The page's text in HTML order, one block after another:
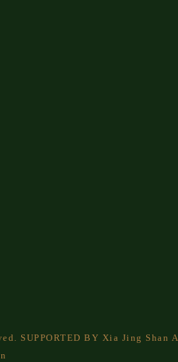
SUPPORTED BY Xia Jing Shan